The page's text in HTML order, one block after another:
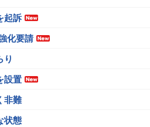
起訴
化要請
り
設置
非難
状態